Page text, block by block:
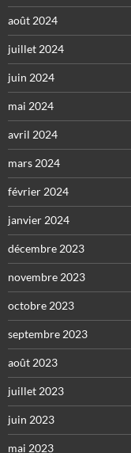
août 2024
juillet 2024
juin 2024
mai 2024
avril 2024
mars 2024
février 2024
janvier 2024
décembre 2023
novembre 2023
octobre 2023
septembre 2023
août 2023
juillet 2023
juin 2023
mai 2023